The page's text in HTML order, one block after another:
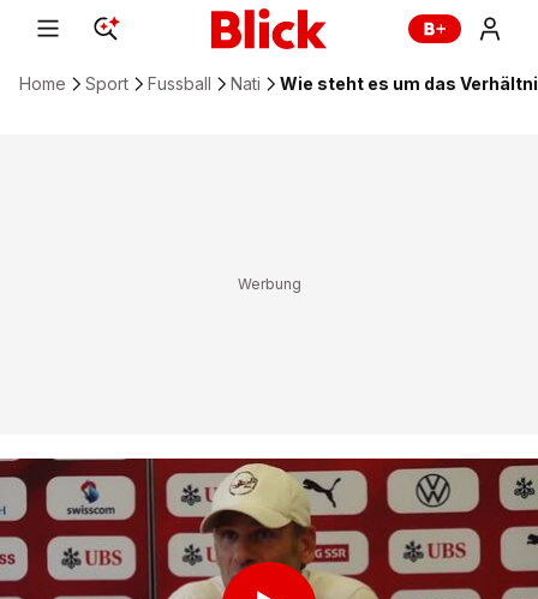
Home Sport Fussball Nati Wie steht es um das